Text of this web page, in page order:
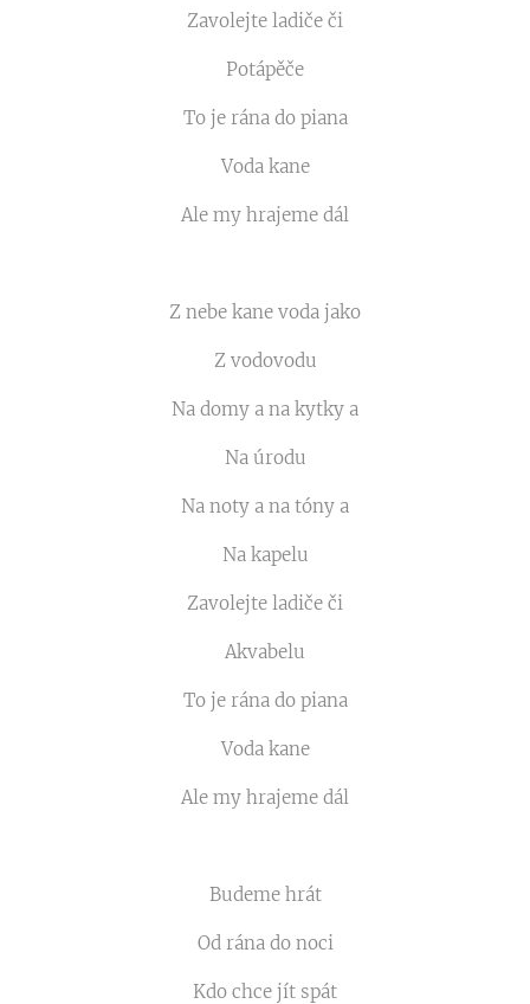
Zavolejte ladiče či
Potápěče
To je rána do piana
Voda kane
Ale my hrajeme dál
Z nebe kane voda jako
Z vodovodu
Na domy a na kytky a
Na úrodu
Na noty a na tóny a
Na kapelu
Zavolejte ladiče či
Akvabelu
To je rána do piana
Voda kane
Ale my hrajeme dál
Budeme hrát
Od rána do noci
Kdo chce jít spát